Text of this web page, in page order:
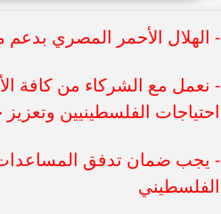
- الهلال الأحمر المصري
- نعمل مع الشركاء من كافة
احتياجات الفلسطينيين
- يجب ضمان تدفق
الفلسطيني